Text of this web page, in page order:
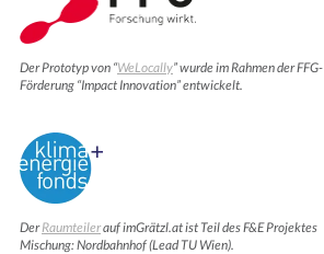
Der Prototyp von “WeLocally” wurde im Rahmen der FFG-
Förderung “Impact Innovation” entwickelt.
DerRaumteilerauf imGrätzl.at ist Teil des F&E Projektes
Mischung: Nordbahnhof (Lead TU Wien).